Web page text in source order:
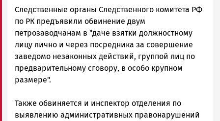
ГОВОРИТ
Следственные органы Следственного комитета РФ
по РК предъявили обвинение двум
петрозаводчанам в "даче взятки должностному
лицу лично и через посредника за совершение
заведомо незаконных действий, группой лиц по
предварительному сговору, в особо крупном
размере".
Также обвиняется и инспектор отделения по
выявлению административных правонарушений